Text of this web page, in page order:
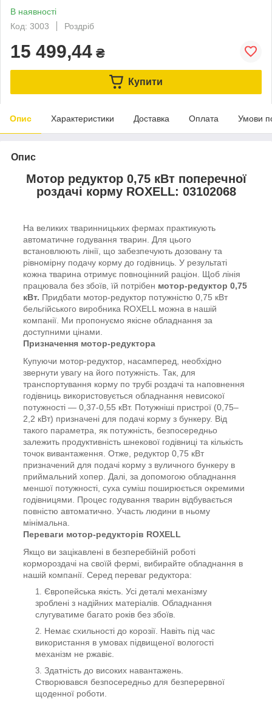
В наявності
Код: 3003
Роздріб
15 499,44 ₴
Купити
Опис Характеристики Доставка Оплата Умови
Опис
Мотор редуктор 0,75 кВт поперечної
роздачі корму ROXELL: 03102068
На великих тваринницьких фермах практикують
автоматичне годування тварин. Для цього
встановлюють лінії, що забезпечують дозовану та
рівномірну подачу корму до годівниць. У результаті
кожна тварина отримує повноцінний раціон. Щоб лінія
працювала без збоїв, їй потрібен мотор-редуктор 0,75
кВт. Придбати мотор-редуктор потужністю 0,75 кВт
бельгійського виробника ROXELL можна в нашій
компанії. Ми пропонуємо якісне обладнання за
доступними цінами.
Призначення мотор-редуктора
Купуючи мотор-редуктор, насамперед, необхідно
звернути увагу на його потужність. Так, для
транспортування корму по трубі роздачі та наповнення
годівниць використовується обладнання невисокої
потужності — 0,37-0,55 кВт. Потужніші пристрої (0,75–
2,2 кВт) призначені для подачі корму з бункеру. Від
такого параметра, як потужність, безпосередньо
залежить продуктивність шнекової годівниці та кількість
точок вивантаження. Отже, редуктор 0,75 кВт
призначений для подачі корму з вуличного бункеру в
приймальний хопер. Далі, за допомогою обладнання
меншої потужності, суха суміш поширюється окремими
годівницями. Процес годування тварин відбувається
повністю автоматично. Участь людини в ньому
мінімальна.
Переваги мотор-редукторів ROXELL
Якщо ви зацікавлені в безперебійній роботі
кормороздачі на своїй фермі, вибирайте обладнання в
нашій компанії. Серед переваг редуктора:
Європейська якість. Усі деталі механізму
зроблені з надійних матеріалів. Обладнання
слугуватиме багато років без збоїв.
Немає схильності до корозії. Навіть під час
використання в умовах підвищеної вологості
механізм не ржавіє.
Здатність до високих навантажень.
Створювався безпосередньо для безперервної
щоденної роботи.